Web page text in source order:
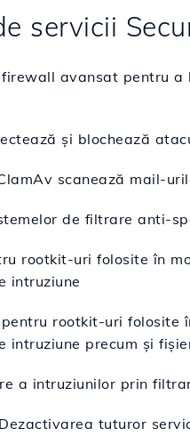
servicii
firewall avansat pentru
și blochează
scanează mail-
de filtrare anti-
rootkit-uri folosite în
intruziune
rootkit-uri folosite
intruziune precum și
a intruziunilor prin
tuturor